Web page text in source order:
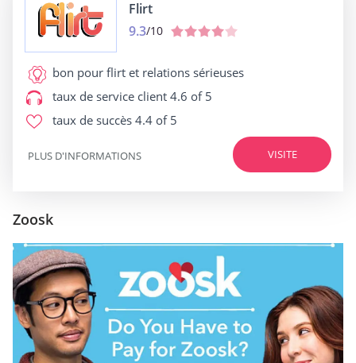
Flirt
9.3/10
bon pour flirt et relations sérieuses
taux de service client 4.6 of 5
taux de succès 4.4 of 5
VISITE
PLUS D'INFORMATIONS
Zoosk